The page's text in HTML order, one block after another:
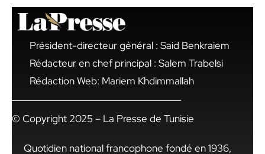
Président-directeur général : Said Benkraiem
Rédacteur en chef principal : Salem Trabelsi
Rédaction Web: Mariem Khdimmallah
© Copyright 2025 – La Presse de Tunisie
Quotidien national francophone fondé en 1936,